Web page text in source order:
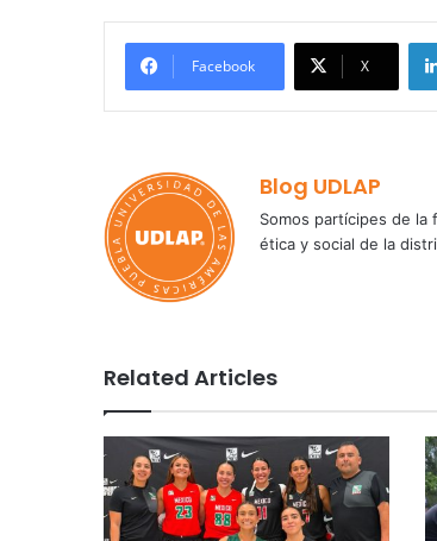
Facebook X
Blog UDLAP
Somos partícipes de
ética y social de la
Related Articles